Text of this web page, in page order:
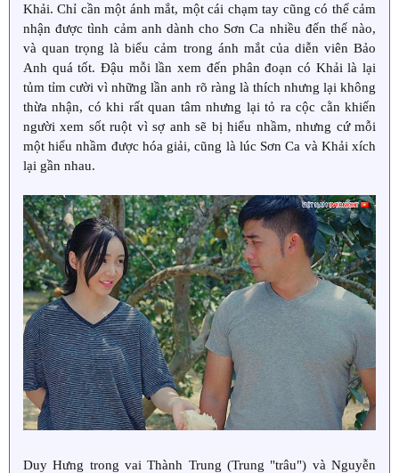
Khải. Chỉ cần một ánh mắt, một cái chạm tay cũng có thể cảm
nhận được tình cảm anh dành cho Sơn Ca nhiều đến thế nào,
và quan trọng là biểu cảm trong ánh mắt của diễn viên Bảo
Anh quá tốt. Đậu mỗi lần xem đến phân đoạn có Khải là lại
tủm tỉm cười vì những lần anh rõ ràng là thích nhưng lại không
thừa nhận, có khi rất quan tâm nhưng lại tỏ ra cộc cằn khiến
người xem sốt ruột vì sợ anh sẽ bị hiểu nhầm, nhưng cứ mỗi
một hiểu nhầm được hóa giải, cũng là lúc Sơn Ca và Khải xích
lại gần nhau.
Duy Hưng trong vai Thành Trung (Trung "trâu") và Nguyễn